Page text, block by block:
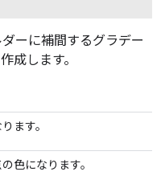
ダーに補間するグラデー
成します。
ます。
色になります。